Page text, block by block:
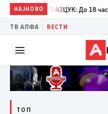
НАЈНОВО
17:42ЦУК: До 18 часот
ТВ АЛФА ВЕСТИ
ТОП